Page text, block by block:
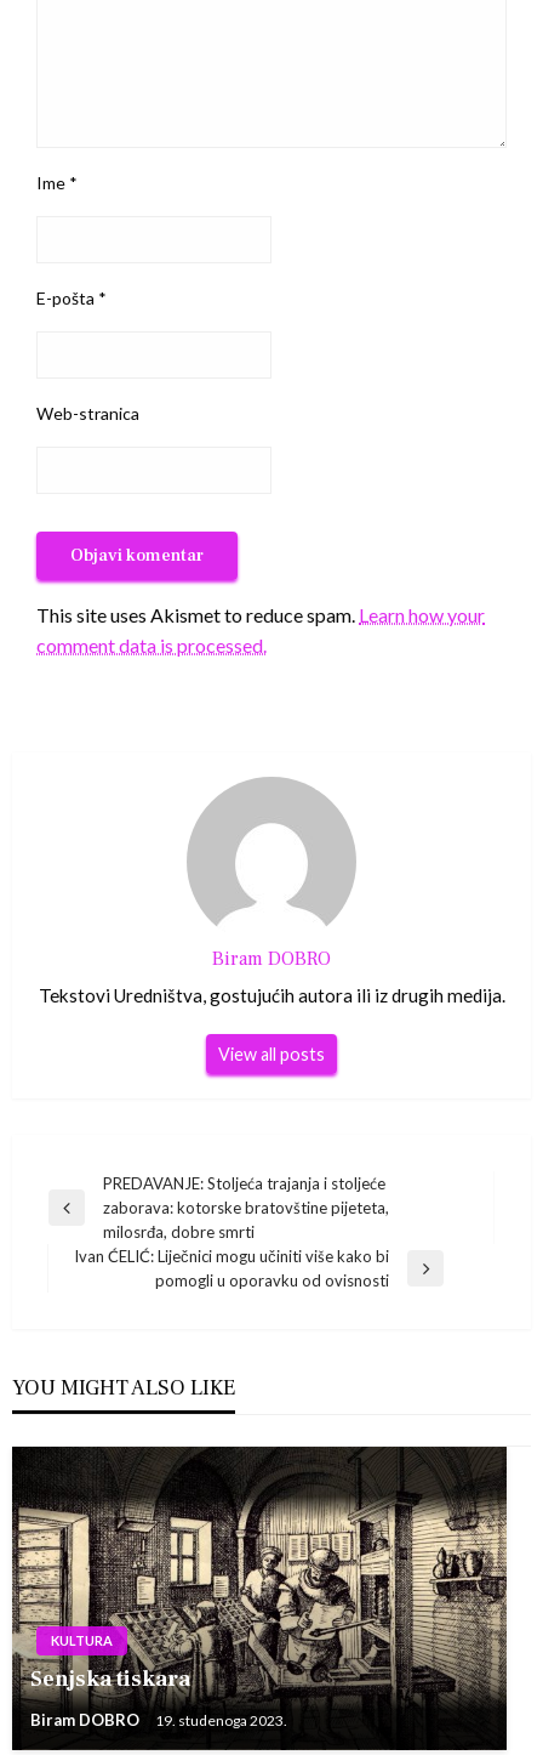
Ime *
E-pošta *
Web-stranica
This site uses Akismet to reduce spam. Learn how your
comment data is processed.
Biram DOBRO
Tekstovi Uredništva, gostujućih autora ili iz drugih medija.
View all posts
Navigacija
objava
Previous
PREDAVANJE: Stoljeća trajanja i stoljeće
zaborava: kotorske bratovštine pijeteta,
milosrđa, dobre smrti
Ivan ĆELIĆ: Liječnici mogu učiniti više kako bi
pomogli u oporavku od ovisnosti
YOU MIGHT ALSO LIKE
KULTURA
Senjska tiskara
Biram DOBRO 19. studenoga 2023.